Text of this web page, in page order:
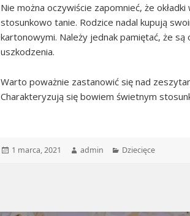
Nie można oczywiście zapomnieć, że
stosunkowo tanie. Rodzice nadal kupują
kartonowymi. Należy jednak pamiętać, że
uszkodzenia.
Warto poważnie zastanowić się nad
Charakteryzują się bowiem świetnym
Data
1 marca, 2021 Autor
admin Kategorie
Dziecięce